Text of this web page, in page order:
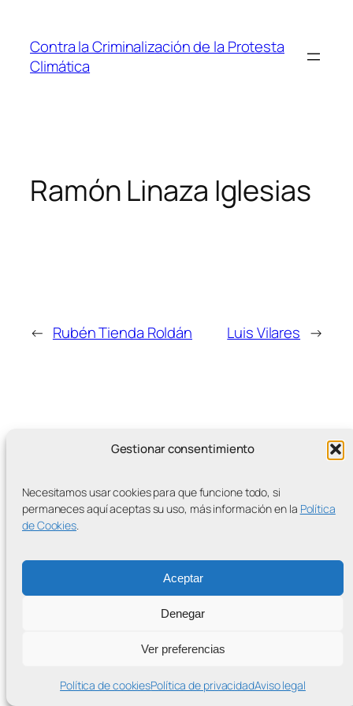
Gestionar consentimiento
Necesitamos usar cookies para que funcione todo, si
permaneces aquí aceptas su uso, más información en la Política
de Cookies.
Aceptar
Denegar
Ver preferencias
Política de cookiesPolítica de privacidadAviso legal
contenido
Contra la Criminalización de la Protesta
Climática
Ramón Linaza Iglesias
← Rubén Tienda Roldán Luis Vilares →
MÁS ENTRADAS
Contra la Criminalización de la Protesta Climática
Proudly powered byWordPress